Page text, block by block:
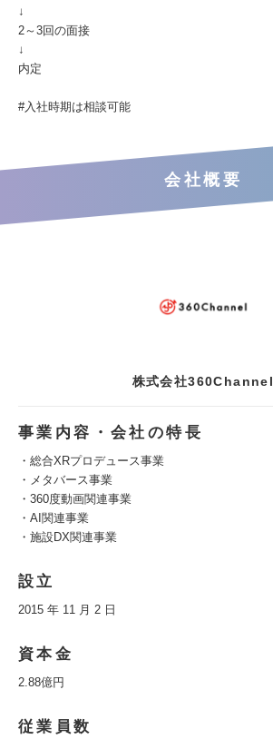
↓
2～3回の面接
↓
内定
#入社時期は相談可能
会社概要
株式会社360Channel
事業内容・会社の特長
・総合XRプロデュース事業
・メタバース事業
・360度動画関連事業
・AI関連事業
・施設DX関連事業
設立
2015 年 11 月 2 日
資本金
2.88億円
従業員数